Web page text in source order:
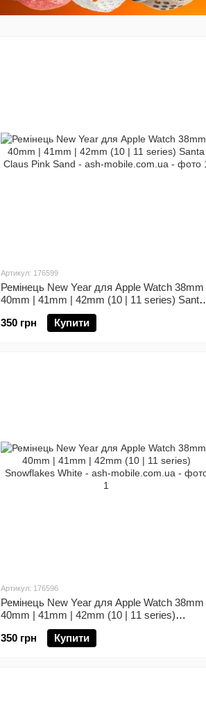
Артикул: 176599
Ремінець New Year для Apple Watch 38mm
40mm | 41mm | 42mm (10 | 11 series) Santa
Claus Pink Sand
350 грн
Купити
Артикул: 176596
Ремінець New Year для Apple Watch 38mm
40mm | 41mm | 42mm (10 | 11 series)
Snowflakes White
350 грн
Купити